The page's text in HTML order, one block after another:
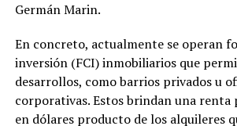
Germán Marin.
En concreto, actualmente se operan
inversión (FCI) inmobiliarios que
desarrollos, como barrios privados u
corporativas. Estos brindan una renta
en dólares producto de los alquileres